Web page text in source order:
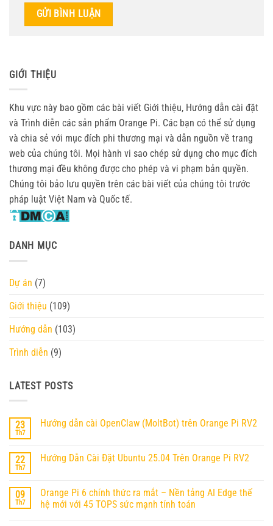
GIỚI THIỆU
Khu vực này bao gồm các bài viết Giới thiệu, Hướng dẫn cài đặt
và Trình diễn các sản phẩm Orange Pi. Các bạn có thể sử dụng
và chia sẻ với mục đích phi thương mại và dẫn nguồn về trang
web của chúng tôi. Mọi hành vi sao chép sử dụng cho mục đích
thương mại đều không được cho phép và vi phạm bản quyền.
Chúng tôi bảo lưu quyền trên các bài viết của chúng tôi trước
pháp luật Việt Nam và Quốc tế.
DANH MỤC
Dự án (7)
Giới thiệu (109)
Hướng dẫn (103)
Trình diễn (9)
LATEST POSTS
23
Th7
Hướng dẫn cài OpenClaw (MoltBot) trên Orange Pi RV2
luận
cài
OpenClaw
(MoltBot)
22
Th7
Hướng Dẫn Cài Đặt Ubuntu 25.04 Trên Orange Pi RV2
luận
ở
Hướng
09
Th7
Orange Pi 6 chính thức ra mắt – Nền tảng AI Edge thế
hệ mới với 45 TOPS sức mạnh tính toán